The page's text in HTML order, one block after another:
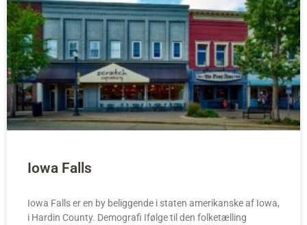
Iowa Falls
Iowa Falls er en by beliggende i staten amerikanske af Iowa,
i Hardin County. Demografi Ifølge til den folketælling